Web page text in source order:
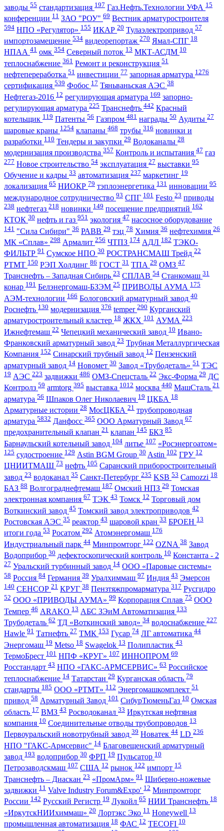
заводы 55 стандартизация 197 Газ.Нефть.Технологии УФА 15
конференции 11 ЗАО "РОУ" 69 Вестник арматуростроителя
594 НПО «Регулятор» 155 ИКАР 20 Тулаэлектропривод 57
импортозамещение 534 видеорепортаж 270 Ямал-СПГ 18
НПАА 41 омк 354 Северный поток 13 МКТ-АСДМ 10
теплоснабжение 361 Ремонт и реконструкция 51
нефтепереработка 51 инвестиции 77 запорная арматура 1276
сертификация 539 Фобос 17 Тяньваньская АЭС 38
Нефтегаз-2016 12 регулирующая арматура 169 запорно-
регулирующая арматура 225 Транснефть 442 Красный
котельщик 119 Патенты 56 Газпром 481 награды 50 Аудиты 27
шаровые краны 1254 клапаны 468 трубы 316 новинки и
разработки 110 Тендеры и закупки 29 Водоканалы 28
модернизация производства 357 Контроль и испытания 47 газ
277 Новое строительство 54 эксплуатация 27 выставки 95
Обучение и кадры 33 автоматизация 237 маркетинг 19
локализация 65 НИОКР 79 тэплоэнергетика 131 инновации 95
международное сотрудничество 93 СПГ 101 Festo 23 приводы
238 нефтегаз 218 новинки 149 посещение предприятий 162
КТОК 30 нефть и газ 951 экология 47 насосное оборудование
141 "Сила Сибири" 36 РАВВ 29 тэц 78 Химия 36 нефтехимия 26
МК «Сплав» 298 Армалит 256 ЧТПЗ 174 АДЛ 182 ТЭКО-
ФИЛЬТР 91 Сумское НПО 30 РОСТРАНСМАШ Трейд 22
РТМТ 150 РЭП Холдинг 86 ГОСТ 31 ТПА 29 ОМЗ 47
Транснефть – Западная Сибирь 23 СПЛАВ 54 Станкомаш 31
конар 191 Белэнергомаш-БЗЭМ 25 ПРИВОДЫ АУМА 175
АЭМ-технологии 166 Бологовский арматурный завод 40
Роснефть 130 модернизация 376 temper 290 Курганский
арматуростроительный кластер 18 ЖКХ 101 АУМА 223
Ижнефтемаш 22 Чепецкий механический завод 10 Ивано-
Франковский арматурный завод 23 Трубная Металлургическая
Компания 152 Синарский трубный завод 12 Пензенский
арматурный завод 14 Новомет 30 Завод «Трубодеталь» 51 ТЭС
19 АЭС 223 задвижки 486 ОМЗ-Спецсталь 22 Экс-Форма 29 ДС
Контролз 59 armtorg 395 выставка 1012 москва 440 МашСталь 21
арматура 56 Шпаков Олег Николаевич 19 ЦКБА 18
Арматурные истории 28 МосЦКБА 21 трубопроводная
арматура 5832 Данфосс 365 ООО Арматурный Завод 67
предохранительный клапан 21 клапан 145 БКЗ 85
Барнаульский котельный завод 104 литье 107 «Росэнергоатом»
125 судостроение 129 Astin BGM Group 30 Astin 102 ГРУ 12
ЦНИИТМАШ 73 нефть 105 Саранский приборостроительный
завод 23 водоканал 35 Санкт-Петербург 235 KSB 53 Camozzi 18
БАЗ 88 Волгограднефтемаш 187 Омский НПЗ 29 Томская
электронная компания 67 ТЭК 43 Томск 12 Торговый дом
Воткинский завод 45 Томский завод электроприводов 42
Ростовская АЭС 35 реактор 43 шаровой кран 33 БРОЕН 13
итоги года 53 Росатом 292 Атомэнергомаш 176
Индустриальный парк 44 Минпромторг 122 OZNA 38 Завод
Водоприбор 30 дефектоскопический контроль 10 Константа - 2
27 Уральский турбинный завод 14 ООО «Паровые системы»
58 Россия 84 Германия 39 Уралхиммаш 97 Индия 43 Эмерсон
140 СЕНСОР 21 КРУГ 38 Пензтяжпромарматура 317 Русгидро
52 ООО «ПРИВОДЫ АУМА» 99 Корпорация Сплав 75 ООО
Темпер 46 ARAKO 13 АБС ЗЭиМ Автоматизация 133
Трубодеталь 62 ТД «Воткинский завод» 34 водоснабжение 227
Hawle 91 Татнефть 27 ТМК 153 Гусар 74 ЛГ автоматика 44
Энергомаш 19 Metso 18 Swagelok 13 Полипластик 43
ТермоБрест 101 НПФ «КРУГ» 107 ИННОПРОМ 69
Росстандарт 43 НПО «ГАКС-АРМСЕРВИС» 63 Российское
теплоснабжение 14 Татарстан 29 Курганская область 79
стандарты 185 ООО «РТМТ» 112 Энергомашкомплект 51
привод 58 Арматурный Завод 101 СибурТюменьГаз 10 Омская
область 17 ВМЗ 43 Росводоканал 33 Иркутская нефтяная
компания 10 Соединительные отводы трубопроводов 13
Первоуральский новотрубный завод 39 Новатек 44 LD 236
НПО "ГАКС-Армсервис" 14 Благовещенский арматурный
завод 193 водоприбор 30 ФРП 19 Пульсатор 10
Петрозаводскмаш 107 США 12 рынок 122 импорт 15
Транснефть – Диаскан 23 «ПромАрм» 91 Шиберно-ножевые
задвижки 11 Valve Industry Forum&Expo' 12 Минпромторг
России 142 Русский Регистр 19 Лукойл 65 НИИ Транснефть 18
«ИркутскНИИхиммаш» 20 Лортэкс Эко 11 Honeywell 13
промышленная автоматизация 18 ФАС 12 TECOFI 10